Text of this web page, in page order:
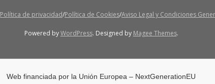
Política de privacidad Política de Cookies Aviso Legal y Condiciones
Powered byWordPress. Designed by Magee Themes.
Web financiada por la Unión Europea – NextGenerationEU